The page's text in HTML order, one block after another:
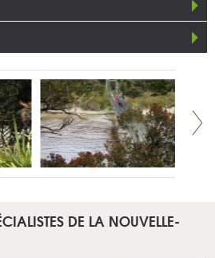
DE LA NOUVELLE-